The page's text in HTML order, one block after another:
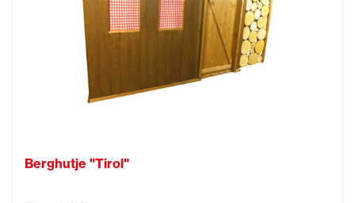
Berghutje "Tirol"